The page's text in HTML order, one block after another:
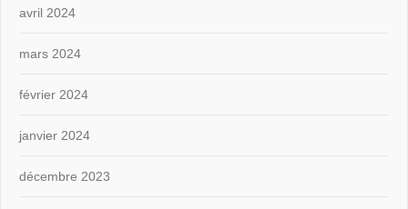
avril 2024
mars 2024
février 2024
janvier 2024
décembre 2023